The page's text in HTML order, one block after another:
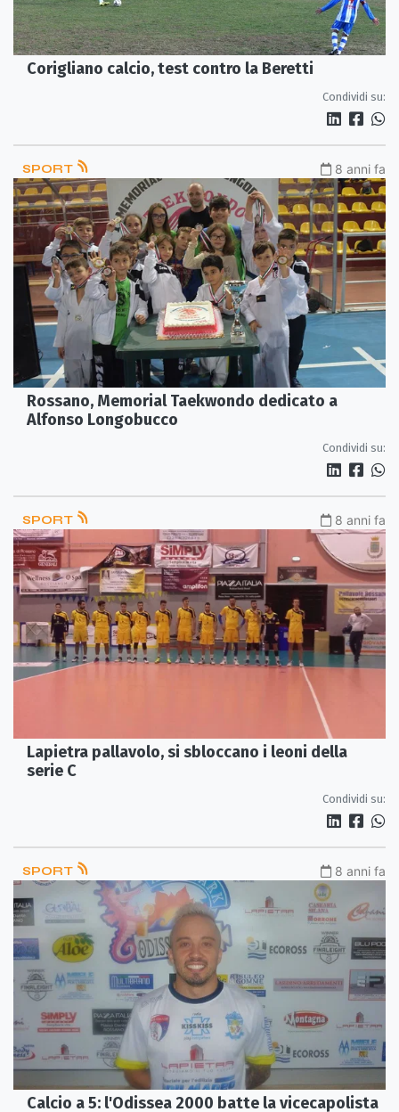
Corigliano calcio, test contro la Beretti
Condividi su:
SPORT 8 anni fa
Rossano, Memorial Taekwondo dedicato a
Alfonso Longobucco
Condividi su:
SPORT 8 anni fa
Lapietra pallavolo, si sbloccano i leoni della
serie C
Condividi su:
SPORT 8 anni fa
Calcio a 5: l'Odissea 2000 batte la vicecapolista